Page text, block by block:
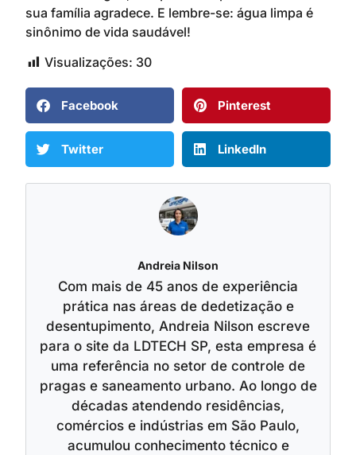
sua família agradece. E lembre-se: água limpa é
sinônimo de vida saudável!
Visualizações: 30
Facebook Pinterest
Twitter LinkedIn
Andreia Nilson
Com mais de 45 anos de experiência
prática nas áreas de dedetização e
desentupimento, Andreia Nilson escreve
para o site da LDTECH SP, esta empresa é
uma referência no setor de controle de
pragas e saneamento urbano. Ao longo de
décadas atendendo residências,
comércios e indústrias em São Paulo,
acumulou conhecimento técnico e